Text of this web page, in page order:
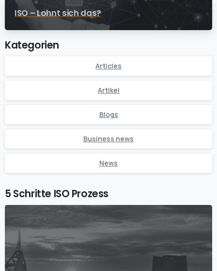
ISO – Lohnt sich das?
Kategorien
Articles
Artikel
Blogs
Business news
News
5 Schritte ISO Prozess